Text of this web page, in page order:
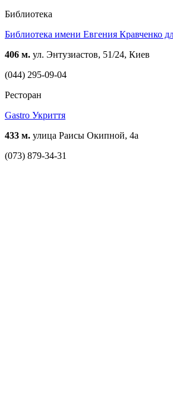
Библиотека
Библиотека имени Евгения Кравченко
406 м. ул. Энтузиастов, 51/24, Киев
(044) 295-09-04
Ресторан
Gastro Укриття
433 м. улица Раисы Окипной, 4а
(073) 879-34-31